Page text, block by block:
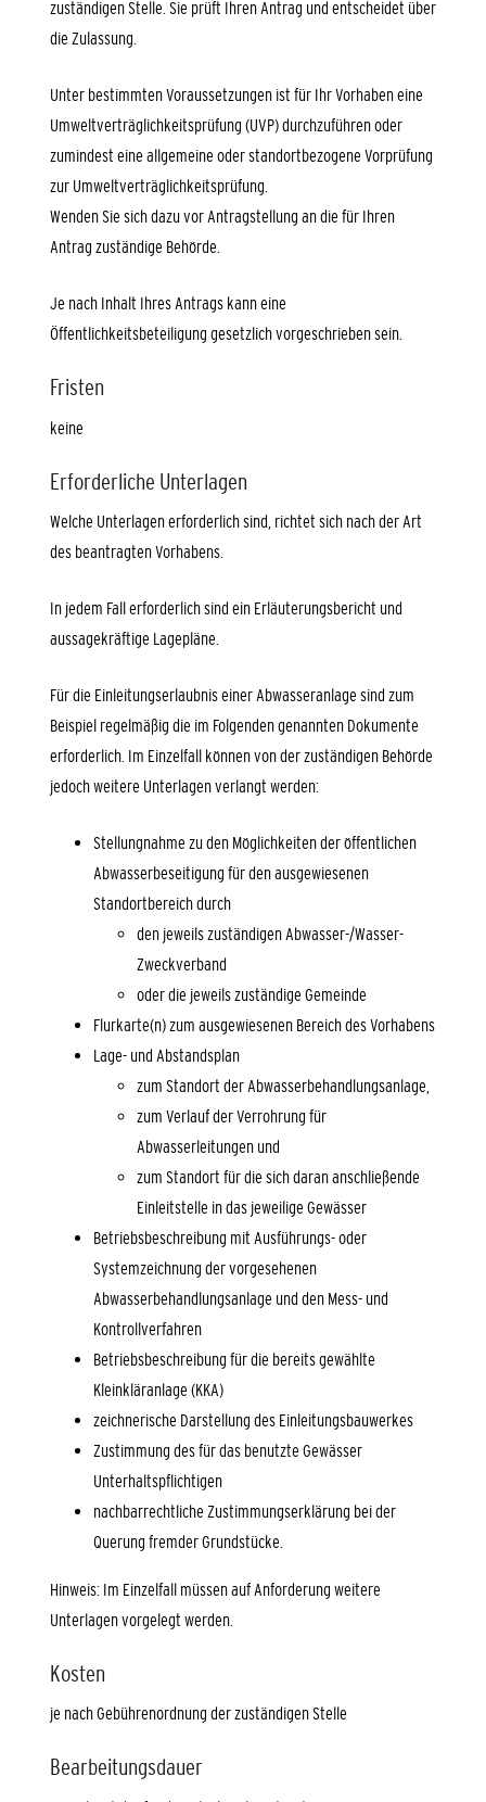
zuständigen Stelle. Sie prüft Ihren Antrag und entscheidet über
die Zulassung.
Unter bestimmten Voraussetzungen ist für Ihr Vorhaben eine
Umweltverträglichkeitsprüfung (UVP) durchzuführen oder
zumindest eine allgemeine oder standortbezogene Vorprüfung
zur Umweltverträglichkeitsprüfung.
Wenden Sie sich dazu vor Antragstellung an die für Ihren
Antrag zuständige Behörde.
Je nach Inhalt Ihres Antrags kann eine
Öffentlichkeitsbeteiligung gesetzlich vorgeschrieben sein.
Fristen
keine
Erforderliche Unterlagen
Welche Unterlagen erforderlich sind, richtet sich nach der Art
des beantragten Vorhabens.
In jedem Fall erforderlich sind ein Erläuterungsbericht und
aussagekräftige Lagepläne.
Für die Einleitungserlaubnis einer Abwasseranlage sind zum
Beispiel regelmäßig die im Folgenden genannten Dokumente
erforderlich. Im Einzelfall können von der zuständigen Behörde
jedoch weitere Unterlagen verlangt werden:
Stellungnahme zu den Möglichkeiten der öffentlichen
Abwasserbeseitigung für den ausgewiesenen
Standortbereich durch
den jeweils zuständigen Abwasser-/Wasser-
Zweckverband
oder die jeweils zuständige Gemeinde
Flurkarte(n) zum ausgewiesenen Bereich des Vorhabens
Lage- und Abstandsplan
zum Standort der Abwasserbehandlungsanlage,
zum Verlauf der Verrohrung für
Abwasserleitungen und
zum Standort für die sich daran anschließende
Einleitstelle in das jeweilige Gewässer
Betriebsbeschreibung mit Ausführungs- oder
Systemzeichnung der vorgesehenen
Abwasserbehandlungsanlage und den Mess- und
Kontrollverfahren
Betriebsbeschreibung für die bereits gewählte
Kleinkläranlage (KKA)
zeichnerische Darstellung des Einleitungsbauwerkes
Zustimmung des für das benutzte Gewässer
Unterhaltspflichtigen
nachbarrechtliche Zustimmungserklärung bei der
Querung fremder Grundstücke.
Hinweis: Im Einzelfall müssen auf Anforderung weitere
Unterlagen vorgelegt werden.
Kosten
je nach Gebührenordnung der zuständigen Stelle
Bearbeitungsdauer